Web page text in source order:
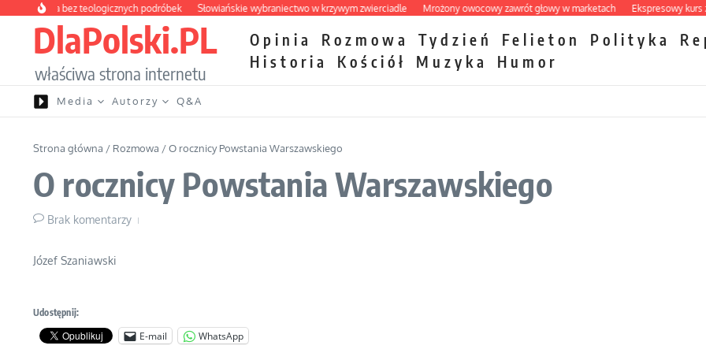
Przejdź do treścibez teologicznych podróbek Słowiańskie wybraniectwo w krzywym zwierciadle Mrożony owocowy zawrót głowy w marketach Ekspresowy kurs
DlaPolski.PL
właściwa strona internetu
Opinia Rozmowa Tydzień Felieton Polityka
Historia
Kościół Muzyka Humor
Media Autorzy Q&A
Strona główna / Rozmowa /O rocznicy Powstania Warszawskiego
O rocznicy Powstania Warszawskiego
Brak komentarzy
Józef Szaniawski
Udostępnij:
E-mail WhatsApp